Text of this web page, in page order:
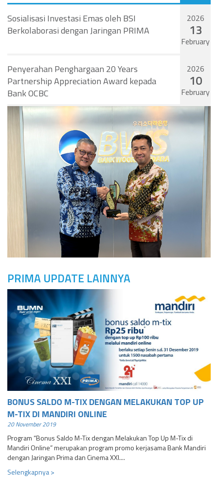
Sosialisasi Investasi Emas oleh BSI
Berkolaborasi dengan Jaringan PRIMA
2026
13
February
Penyerahan Penghargaan 20 Years
Partnership Appreciation Award kepada
Bank OCBC
2026
10
February
PRIMA UPDATE LAINNYA
BONUS SALDO M-TIX DENGAN MELAKUKAN TOP UP
M-TIX DI MANDIRI ONLINE
20 November 2019
Program “Bonus Saldo M-Tix dengan Melakukan Top Up M-Tix di
Mandiri Online” merupakan program promo kerjasama Bank Mandiri
dengan Jaringan Prima dan Cinema XXI....
Selengkapnya >